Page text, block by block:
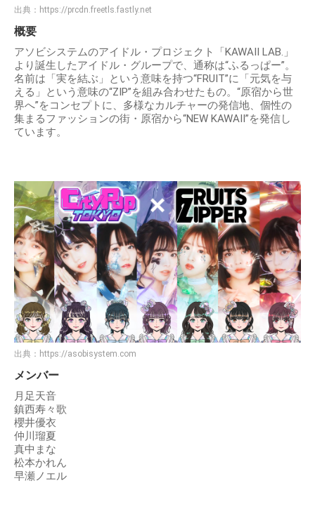
出典： https://prcdn.freetls.fastly.net
概要
アソビシステムのアイドル・プロジェクト「KAWAII LAB.」
より誕生したアイドル・グループで、通称は“ふるっぱー”。
名前は「実を結ぶ」という意味を持つ“FRUIT”に「元気を与
える」という意味の“ZIP”を組み合わせたもの。“原宿から世
界へ”をコンセプトに、多様なカルチャーの発信地、個性の
集まるファッションの街・原宿から“NEW KAWAII”を発信し
ています。
出典： https://asobisystem.com
メンバー
月足天音
鎮西寿々歌
櫻井優衣
仲川瑠夏
真中まな
松本かれん
早瀬ノエル